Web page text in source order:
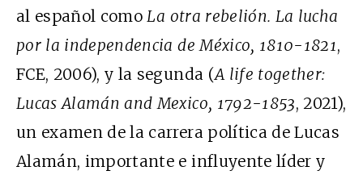
al español como La otra rebelión. La lucha
por la independencia de México, 1810-1821,
FCE, 2006), y la segunda (A life together:
Lucas Alamán and Mexico, 1792-1853, 2021),
un examen de la carrera política de Lucas
Alamán, importante e influyente líder y